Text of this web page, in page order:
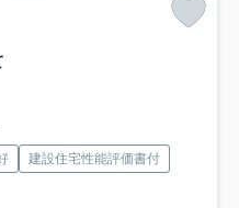
建設住宅性能評価書付